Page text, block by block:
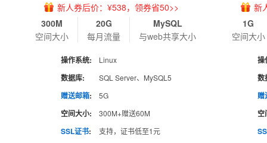
新人券后价：¥538，领券省50>>
300M
空间大小
20G
每月流量
MySQL
与web共享大小
操作系统: Linux
数据库: SQL Server、MySQL5
赠送邮箱: 5G
空间大小: 300M+赠送60M
SSL证书: 支持，证书低至1元
新
1G
空间大小
操
数
赠
空